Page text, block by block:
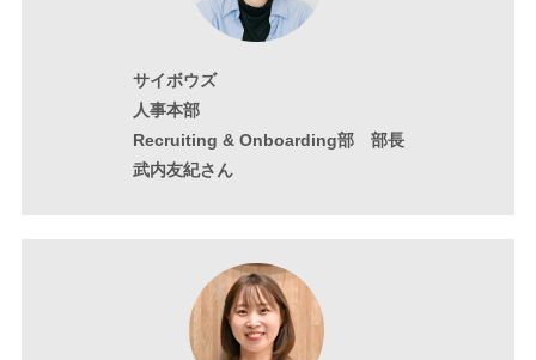
サイボウズ
人事本部
Recruiting & Onboarding部 部長
武内友紀さん